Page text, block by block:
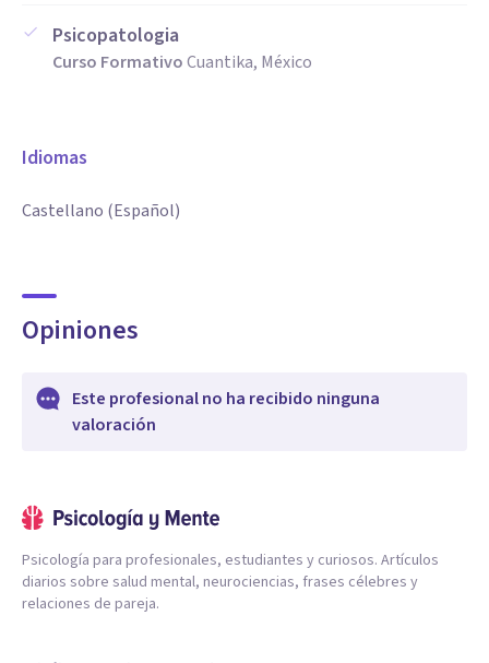
Psicopatologia
Curso FormativoCuantika, México
Idiomas
Castellano (Español)
Opiniones
Este profesional no ha recibido ninguna
valoración
Psicología para profesionales, estudiantes y curiosos. Artículos
diarios sobre salud mental, neurociencias, frases célebres y
relaciones de pareja.